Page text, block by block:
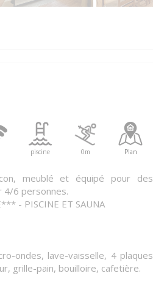
piscine 0m Plan
meublé et équipé pour des
4/6 personnes.
- PISCINE ET SAUNA
ondes, lave-vaisselle, 4 plaques
grille-pain, bouilloire, cafetière.